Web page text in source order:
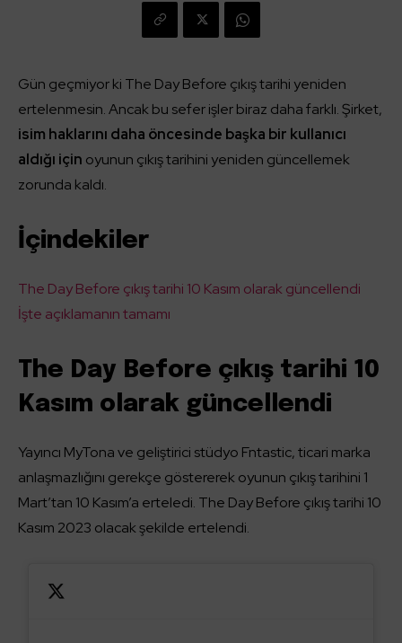
Gün geçmiyor ki The Day Before çıkış tarihi yeniden
ertelenmesin. Ancak bu sefer işler biraz daha farklı. Şirket,
isim haklarını daha öncesinde başka bir kullanıcı
aldığı için oyunun çıkış tarihini yeniden güncellemek
zorunda kaldı.
İçindekiler
The Day Before çıkış tarihi 10 Kasım olarak güncellendi
İşte açıklamanın tamamı
The Day Before çıkış tarihi 10
Kasım olarak güncellendi
Yayıncı MyTona ve geliştirici stüdyo Fntastic, ticari marka
anlaşmazlığını gerekçe göstererek oyunun çıkış tarihini 1
Mart’tan 10 Kasım’a erteledi. The Day Before çıkış tarihi 10
Kasım 2023 olacak şekilde ertelendi.